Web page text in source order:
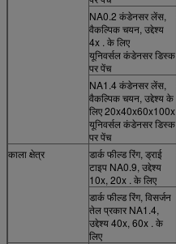
NA0.2 कंडेनसर लेंस,
वैकल्पिक चयन, उद्देश्य
4x . के लिए
यूनिवर्सल कंडेनसर डिस्क
पर पेंच
NA1.4 कंडेनसर लेंस,
वैकल्पिक चयन, उद्देश्य के
लिए 20x40x60x100x
यूनिवर्सल कंडेनसर डिस्क
पर पेंच
काला क्षेत्र
डार्क फील्ड रिंग, ड्राई
टाइप NA0.9, उद्देश्य
10x, 20x . के लिए
डार्क फील्ड रिंग, विसर्जन
तेल प्रकार NA1.4,
उद्देश्य 40x, 60x . के
लिए